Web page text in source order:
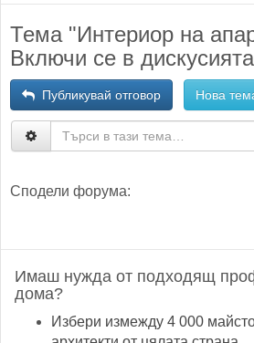
Тема "Интериор на
Включи се в
Публикувай отговор Нова
Сподели форума:
Имаш нужда от подходящ
дома?
Избери измежду 4 000